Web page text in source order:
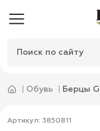
Обувь Берцы
Артикул: 3850811